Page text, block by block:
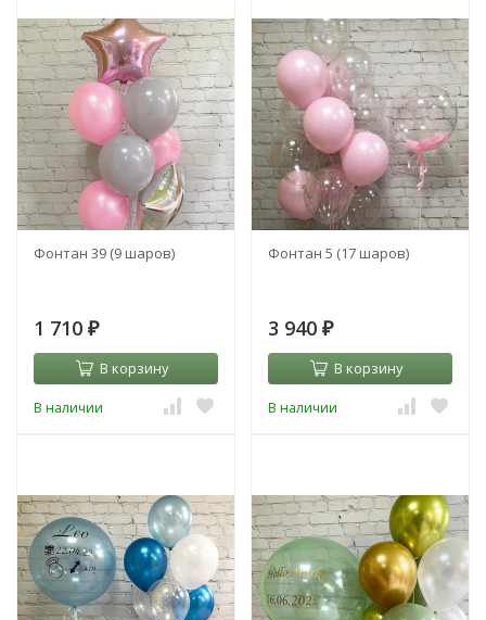
Фонтан 39 (9 шаров)
1 710 ₽
В корзину
В наличии
Фонтан 5 (17 шаров)
3 940 ₽
В корзину
В наличии